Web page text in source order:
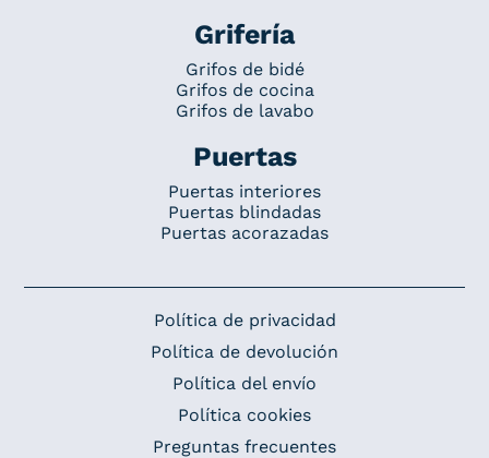
Grifería
Grifos de bidé
Grifos de cocina
Grifos de lavabo
Puertas
Puertas interiores
Puertas blindadas
Puertas acorazadas
Política de privacidad
Política de devolución
Política del envío
Política cookies
Preguntas frecuentes